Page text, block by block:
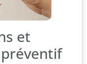
et